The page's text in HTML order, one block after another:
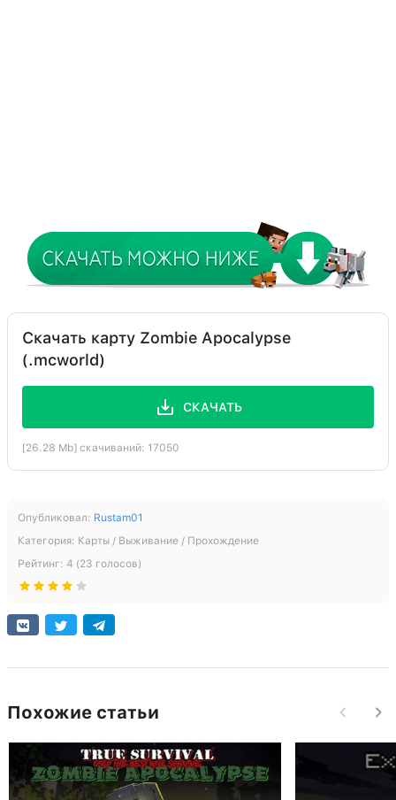
Скачать карту Zombie Apocalypse
(.mcworld)
СКАЧАТЬ
[26.28 Mb] скачиваний: 17050
Опубликовал: Rustam01
Категория: Карты / Выживание / Прохождение
Рейтинг: 4 (23 голосов)
Похожие статьи